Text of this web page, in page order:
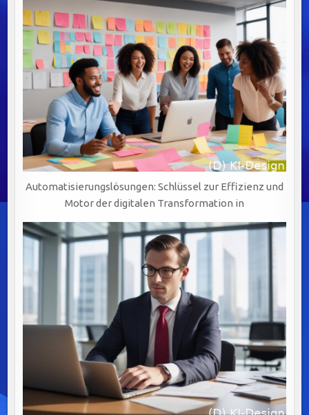
Automatisierungslösungen: Schlüssel zur Effizienz und
Motor der digitalen Transformation in